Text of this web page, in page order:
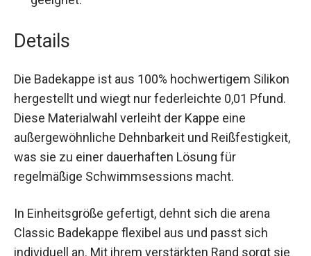
geeignet.
Details
Die Badekappe ist aus 100% hochwertigem
Silikon hergestellt und wiegt nur federleichte 0,01
Pfund. Diese Materialwahl verleiht der Kappe eine
außergewöhnliche Dehnbarkeit und
Reißfestigkeit, was sie zu einer dauerhaften
Lösung für regelmäßige Schwimmsessions
macht.
In Einheitsgröße gefertigt, dehnt sich die arena